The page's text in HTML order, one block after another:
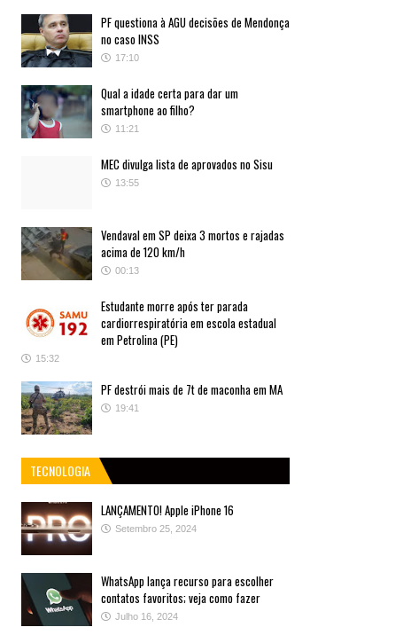
PF questiona à AGU decisões de Mendonça
no caso INSS
17:10
Qual a idade certa para dar um
smartphone ao filho?
11:21
MEC divulga lista de aprovados no Sisu
13:55
Vendaval em SP deixa 3 mortos e rajadas
acima de 120 km/h
00:13
Estudante morre após ter parada
cardiorrespiratória em escola estadual
em Petrolina (PE)
15:32
PF destrói mais de 7t de maconha em MA
19:41
TECNOLOGIA
LANÇAMENTO! Apple iPhone 16
Setembro 25, 2024
WhatsApp lança recurso para escolher
contatos favoritos; veja como fazer
Julho 16, 2024